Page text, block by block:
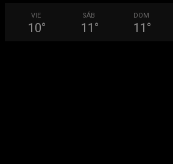
VIE
10°
SÁB
11 °
DOM
11 °